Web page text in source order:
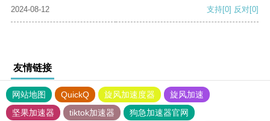
2024-08-12 支持[0] 反对[0]
友情链接
网站地图 QuickQ 旋风加速度器
旋风加速
坚果加速器
tiktok加速器
狗急加速器官网